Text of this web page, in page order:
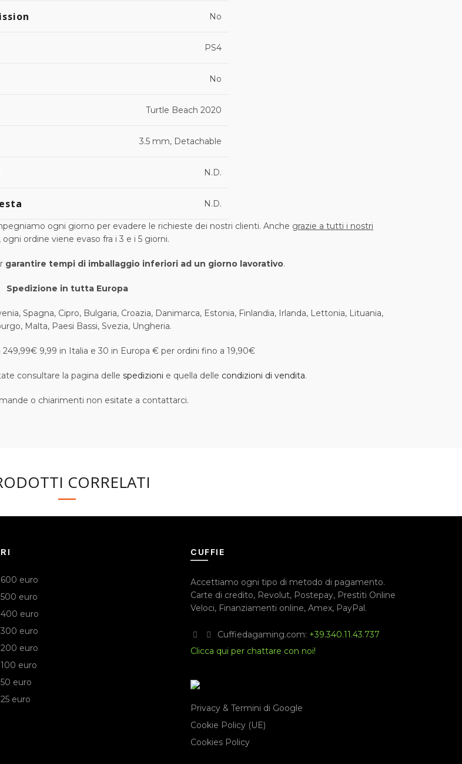
No
PS4
No
Turtle Beach 2020
3.5 mm, Detachable
N.D.
N.D.
ogni giorno per evadere le richieste dei nostri clienti. Anche grazie a tutti i nostri
, ogni ordine viene evaso fra i 3 e i 5 giorni.
garantire tempi di imballaggio inferiori ad un giorno lavorativo.
Spedizione in tutta Europa
Spagna, Cipro, Bulgaria, Croazia, Danimarca, Estonia, Finlandia, Irlanda, Lettonia, Lituania,
Malta, Paesi Bassi, Svezia, Ungheria.
9,99 in Italia e 30 in Europa € per ordini fino a 19,90€
consultare la pagina delle spedizioni e quella delle condizioni di vendita.
o chiarimenti non esitate a contattarci.
CORRELATI
euro
euro
euro
euro
euro
euro
euro
euro
CUFFIE
Accettiamo ogni tipo di metodo di pagamento.
Carte di credito, Revolut, Postepay, Prestiti Online
Veloci, Finanziamenti online, Amex, PayPal.
Cuffiedagaming.com: +39.340.11.43.737
Clicca qui per chattare con noi!
Privacy & Termini di Google
Cookie Policy (UE)
Cookies Policy